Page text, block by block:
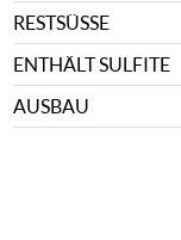
RESTSÜSSE
ENTHÄLT SULFITE
AUSBAU